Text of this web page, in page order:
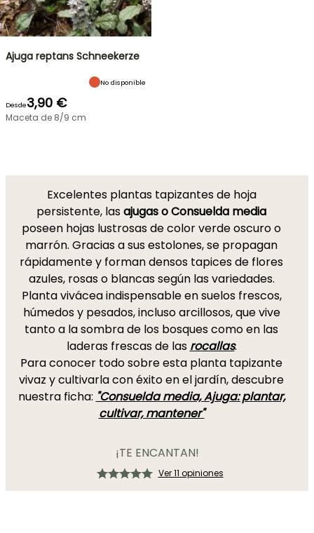
Ajuga reptans Schneekerze
No disponible
Desde3,90 €
Maceta de 8/9 cm
Excelentes plantas tapizantes de hoja
persistente, lasajugas o Consuelda media
poseen hojas lustrosas de color verde oscuro o
marrón. Gracias a sus estolones, se propagan
rápidamente y forman densos tapices de flores
azules, rosas o blancas según las variedades.
Planta vivácea indispensable en suelos frescos,
húmedos y pesados, incluso arcillosos, que vive
tanto a la sombra de los bosques como en las
laderas frescas de las rocallas.
Para conocer todo sobre esta planta tapizante
vivaz y cultivarla con éxito en el jardín, descubre
nuestra ficha: "Consuelda media, Ajuga: plantar,
cultivar, mantener"
¡TE ENCANTAN!
Ver 11 opiniones